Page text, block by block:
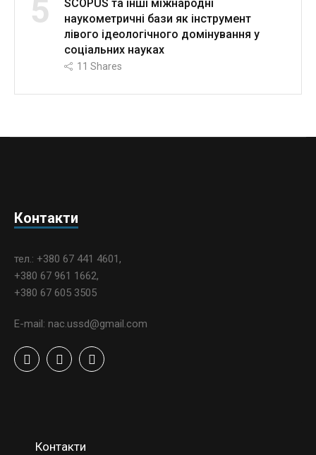
5
SCOPUS та інші міжнародні
наукометричні бази як інструмент
лівого ідеологічного домінування у
соціальних науках
11 Shares
Контакти
тел.: +380 67 441 4601,
+380 67 961 1662,
+380 67 605 3505
E-mail: nac.ussd@gmail.com
Контакти